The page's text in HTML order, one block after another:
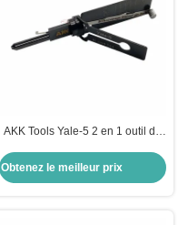
AKK Tools Yale-5 2 en 1 outil de
porte outils de sécurité serrurier
Obtenez le meilleur prix